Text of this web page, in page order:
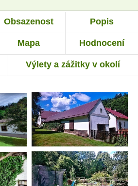
Obsazenost Popis
Mapa Hodnocení
Výlety a zážitky v okolí